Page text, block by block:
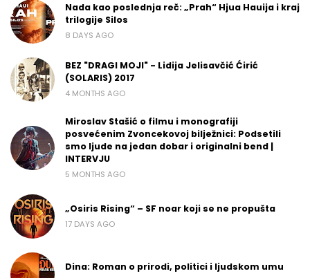
Nada kao poslednja reč: „Prah“ Hjua Hauija i kraj
trilogije Silos
8 DAYS AGO
BEZ "DRAGI MOJI" - Lidija Jelisavčić Ćirić
(SOLARIS) 2017
4 MONTHS AGO
Miroslav Stašić o filmu i monografiji
posvećenim Zvoncekovoj bilježnici: Podsetili
smo ljude na jedan dobar i originalni bend |
INTERVJU
5 MONTHS AGO
„Osiris Rising“ – SF noar koji se ne propušta
17 DAYS AGO
Dina: Roman o prirodi, politici i ljudskom umu